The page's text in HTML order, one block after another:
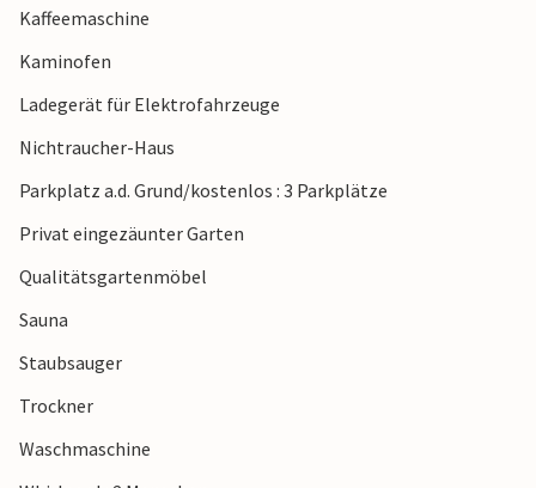
Fischgerichte schmecken oder bummeln Sie durch die
Geschäfte in Esbjerg.
Kaffeemaschine
Kaminofen
Ladegerät für Elektrofahrzeuge
Nichtraucher-Haus
Parkplatz a.d. Grund/kostenlos : 3 Parkplätze
Privat eingezäunter Garten
Qualitätsgartenmöbel
Sauna
Staubsauger
Trockner
Waschmaschine